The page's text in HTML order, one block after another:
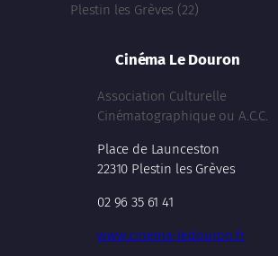
Plestin les Grèves (22)
Cinéma Le Douron
Association Culturelle
Cinématographique ou A.C.C.
Place de Launceston
22310 Plestin les Grèves
02 96 35 61 41
www.cinema-ledouron.fr